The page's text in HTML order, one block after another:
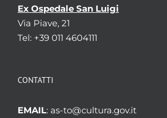
Ex Ospedale San Luigi
Via Piave, 21
Tel: +39 011 4604111
CONTATTI
EMAIL: as-to@cultura.gov.it